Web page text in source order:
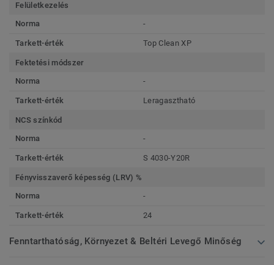
Felületkezelés
Norma
-
Tarkett-érték Top Clean XP
Fektetési módszer
Norma
-
Tarkett-érték Leragasztható
NCS színkód
Norma
-
Tarkett-érték S 4030-Y20R
Fényvisszaverő képesség (LRV) %
Norma
-
Tarkett-érték 24
Fenntarthatóság, Környezet & Beltéri Levegő Minőség